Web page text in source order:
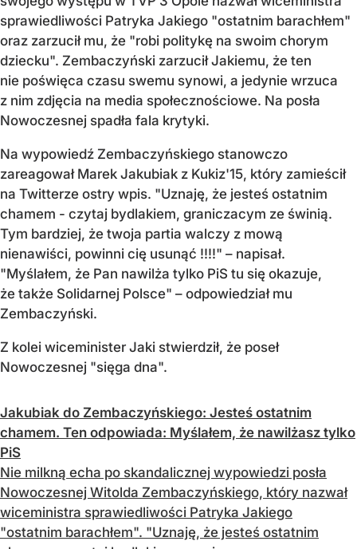
sprawiedliwości Patryka Jakiego "ostatnim barachłem"
oraz zarzucił mu, że "robi politykę na swoim chorym
dziecku". Zembaczyński zarzucił Jakiemu, że ten
nie poświęca czasu swemu synowi, a jedynie wrzuca
z nim zdjęcia na media społecznościowe. Na posła
Nowoczesnej spadła fala krytyki.
Na wypowiedź Zembaczyńskiego stanowczo
zareagował Marek Jakubiak z Kukiz'15, który zamieścił
na Twitterze ostry wpis. "Uznaję, że jesteś ostatnim
chamem - czytaj bydlakiem, graniczacym ze świnią.
Tym bardziej, że twoja partia walczy z mową
nienawiści, powinni cię usunąć !!!!" – napisał.
"Myślałem, że Pan nawilża tylko PiS tu się okazuje,
że także Solidarnej Polsce" – odpowiedział mu
Zembaczyński.
Z kolei wiceminister Jaki stwierdził, że poseł
Nowoczesnej "sięga dna".
Jakubiak do Zembaczyńskiego: Jesteś ostatnim
chamem. Ten odpowiada: Myślałem, że nawilżasz tylko
PiS
Nie milkną echa po skandalicznej wypowiedzi posła
Nowoczesnej Witolda Zembaczyńskiego, który nazwał
wiceministra sprawiedliwości Patryka Jakiego
"ostatnim barachłem". "Uznaję, że jesteś ostatnim